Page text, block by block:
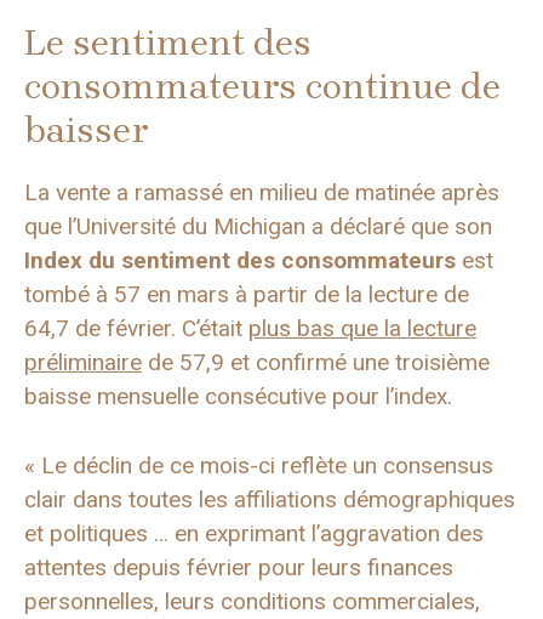
Le sentiment des
consommateurs continue de
baisser
La vente a ramassé en milieu de matinée après
que l’Université du Michigan a déclaré que son
Index du sentiment des consommateurs est
tombé à 57 en mars à partir de la lecture de
64,7 de février. C’était plus bas que la lecture
préliminaire de 57,9 et confirmé une troisième
baisse mensuelle consécutive pour l’index.
« Le déclin de ce mois-ci reflète un consensus
clair dans toutes les affiliations démographiques
et politiques … en exprimant l’aggravation des
attentes depuis février pour leurs finances
personnelles, leurs conditions commerciales,